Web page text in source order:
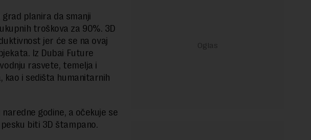
grad planira da smanji
troškova za 90%. 3D
jer će se na ovaj
Iz Dubai Future
rasvete, temelja i
kao i sedišta humanitarnih
godine, a očekuje se
biti 3D štampano.